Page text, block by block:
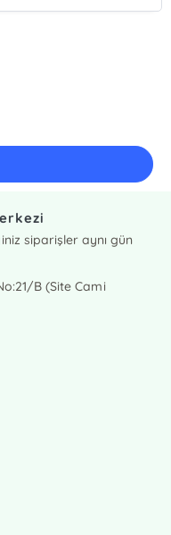
siparişler aynı gün
B (Site Cami